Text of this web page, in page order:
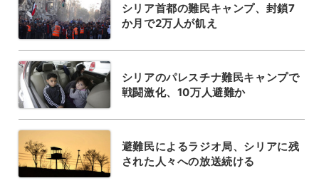
シリア首都の難民キャンプ、封鎖7
か月で2万人が飢え
シリアのパレスチナ難民キャンプで
戦闘激化、10万人避難か
避難民によるラジオ局、シリアに残
された人々への放送続ける